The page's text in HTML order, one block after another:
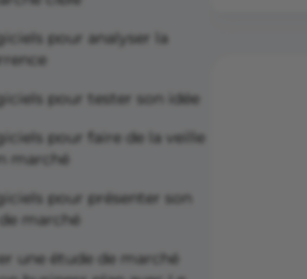
pour analyser la
pour tester son idée
pour faire de la veille
marché
pour présenter son
marché
une étude de marché